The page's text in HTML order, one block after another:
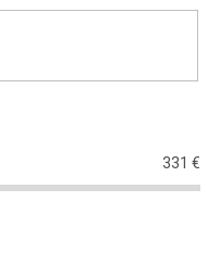
331 €